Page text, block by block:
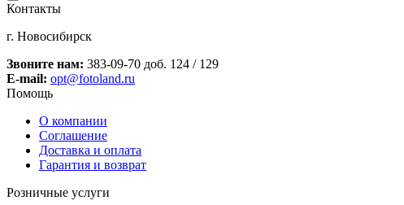
Контакты
г. Новосибирск
Звоните нам: 383-09-70 доб. 124 / 129
E-mail: opt@fotoland.ru
Помощь
О компании
Соглашение
Доставка и оплата
Гарантия и возврат
Розничные услуги